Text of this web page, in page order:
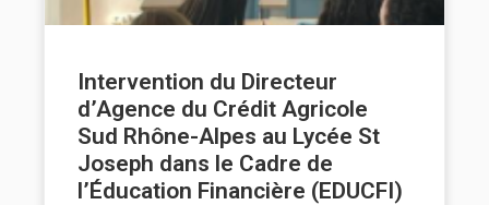
Intervention du Directeur
d’Agence du Crédit Agricole
Sud Rhône-Alpes au Lycée St
Joseph dans le Cadre de
l’Éducation Financière (EDUCFI)